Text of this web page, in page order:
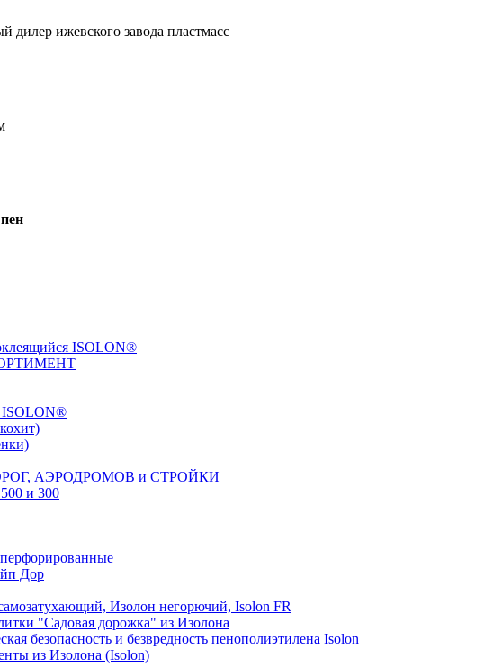
ижевского завода пластмасс
ISOLON®
ISOLON®
АЭРОДРОМОВ и СТРОЙКИ
и 300
Дор
Изолон негорючий, Isolon FR
"Садовая дорожка" из Изолона
безопасность и безвредность пенополиэтилена Isolon
из Изолона (Isolon)